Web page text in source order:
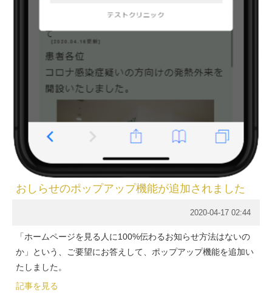
おしらせのポップアップ機能が追加されました
2020-04-17 02:44
「ホームページを見る人に100%伝わるお知らせ方法はないの
か」という、ご要望にお答えして、ポップアップ機能を追加い
たしました。
記事を見る